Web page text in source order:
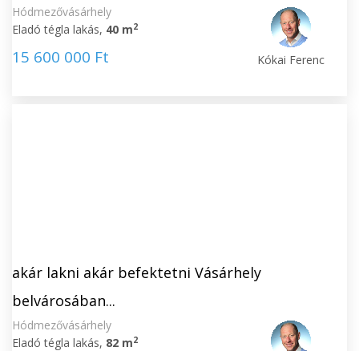
Hódmezővásárhely
Eladó tégla lakás, 40 m2
15 600 000 Ft Kókai Ferenc
akár lakni akár befektetni Vásárhely
belvárosában...
Hódmezővásárhely
Eladó tégla lakás, 82 m2